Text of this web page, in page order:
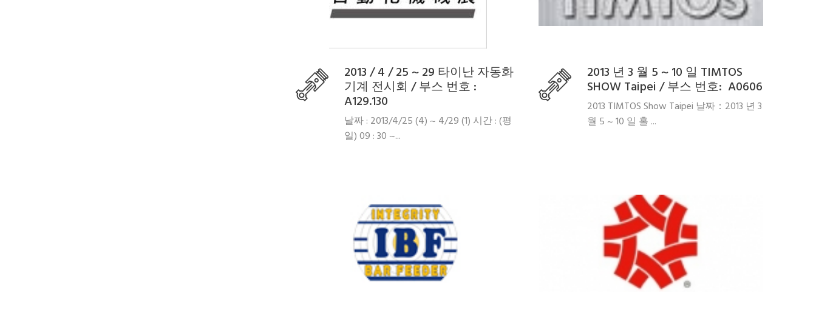
2013 / 4 / 25 ~ 29 타이난 자동화
기계 전시회 / 부스 번호 :
A129.130
날짜 : 2013/4/25 (4) ~ 4/29 (1) 시간 : (평
일) 09 : 30 ~...
2013 년 3 월 5 ~ 10 일 TIMTOS
SHOW Taipei / 부스 번호: A0606
2013 TIMTOS Show Taipei 날짜：2013 년 3
월 5 ~ 10 일 홀 ...